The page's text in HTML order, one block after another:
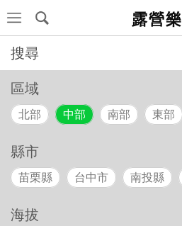
露營樂
搜尋
區域
北部 中部 南部 東部
縣市
苗栗縣 台中市 南投縣
海拔